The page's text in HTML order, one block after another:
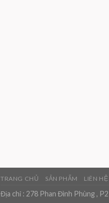
TRANG CHỦ SẢN PHẨM LIÊN HỆ
Địa chỉ : 278 Phan Đình Phùng ,